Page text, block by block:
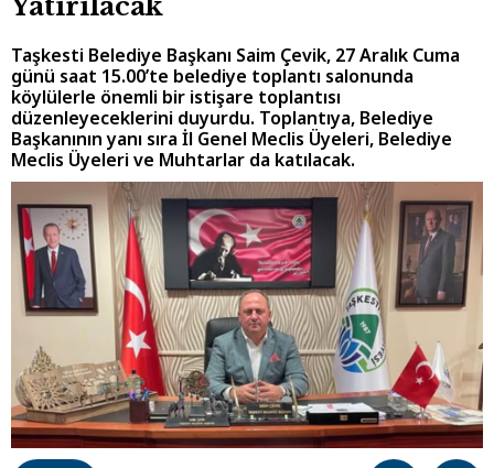
Taşkesti Belediye Başkanı Saim Çevik, 27 Aralık Cuma
günü saat 15.00’te belediye toplantı salonunda
köylülerle önemli bir istişare toplantısı
düzenleyeceklerini duyurdu. Toplantıya, Belediye
Başkanının yanı sıra İl Genel Meclis Üyeleri, Belediye
Meclis Üyeleri ve Muhtarlar da katılacak.